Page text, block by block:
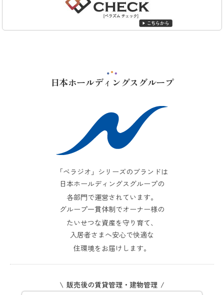
日本ホールディングスグループ
「ベラジオ」シリーズのブランドは
日本ホールディングスグループの
各部門で運営されています。
グループ一貫体制でオーナー様の
たいせつな資産を守り育て、
入居者さまへ安心で快適な
住環境をお届けします。
販売後の賃貸管理・建物管理